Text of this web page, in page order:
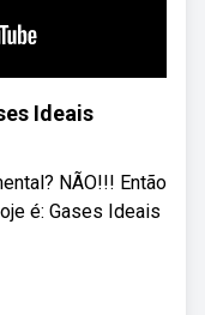
Ideais
NÃO!!! Então
é: Gases Ideais